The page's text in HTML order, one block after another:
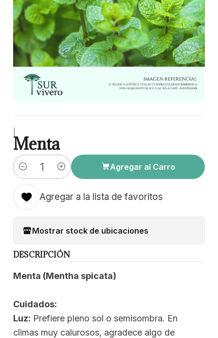
Menta
Cantidad
Agregar al Carro
Agregar a la lista de favoritos
Mostrar stock de ubicaciones
DESCRIPCIÓN
Menta (Mentha spicata)
Cuidados:
Luz: Prefiere pleno sol o semisombra. En
climas muy calurosos, agradece algo de